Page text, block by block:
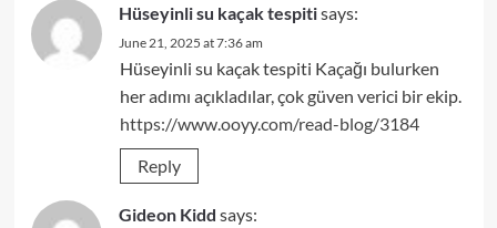
Hüseyinli su kaçak tespitisays:
June 21, 2025 at 7:36 am
Hüseyinli su kaçak tespiti Kaçağı bulurken
her adımı açıkladılar, çok güven verici bir ekip.
https://www.ooyy.com/read-blog/3184
Reply
Gideon Kidd says: